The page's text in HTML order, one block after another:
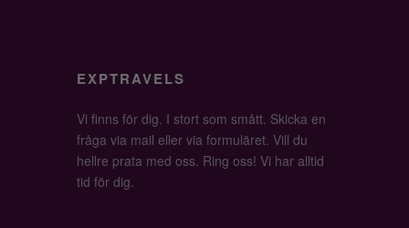
EXPTRAVELS
Vi finns för dig. I stort som smått. Skicka en
fråga via mail eller via formuläret. Vill du
hellre prata med oss. Ring oss! Vi har alltid
tid för dig.